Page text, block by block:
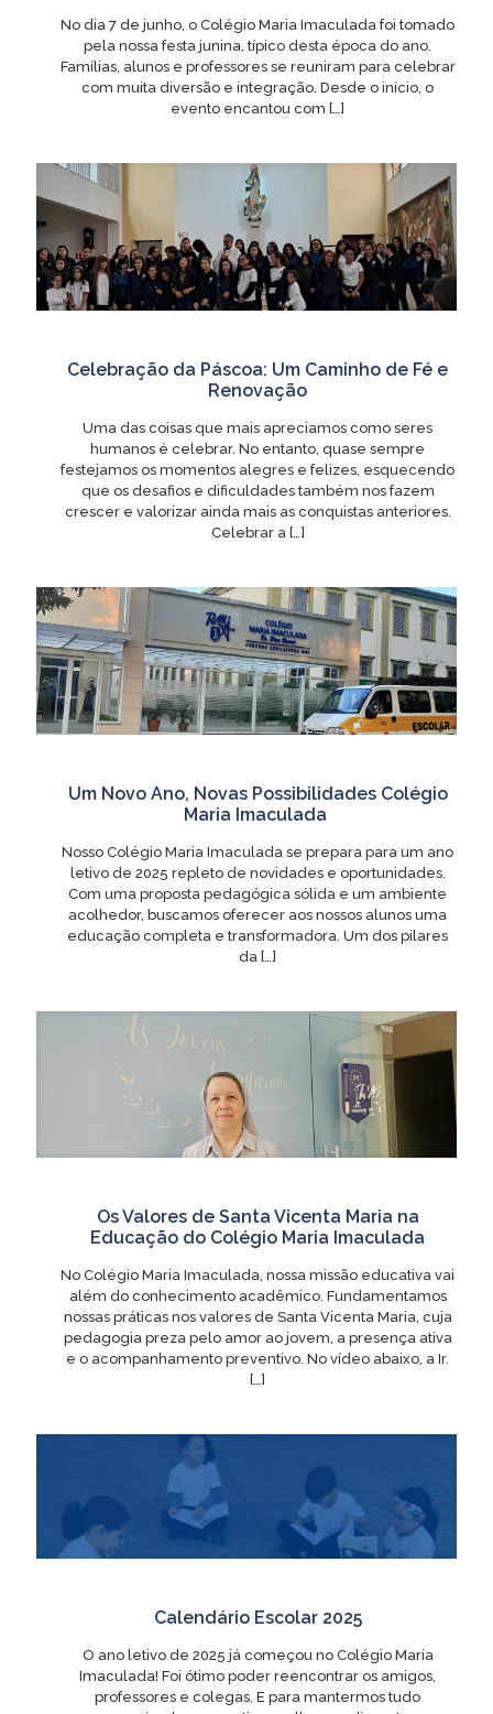
No dia 7 de junho, o Colégio Maria Imaculada foi tomado
pela nossa festa junina, típico desta época do ano.
Famílias, alunos e professores se reuniram para celebrar
com muita diversão e integração. Desde o início, o
evento encantou com […]
Celebração da Páscoa: Um Caminho de Fé e
Renovação
Uma das coisas que mais apreciamos como seres
humanos é celebrar. No entanto, quase sempre
festejamos os momentos alegres e felizes, esquecendo
que os desafios e dificuldades também nos fazem
crescer e valorizar ainda mais as conquistas anteriores.
Celebrar a […]
Um Novo Ano, Novas Possibilidades Colégio
Maria Imaculada
Nosso Colégio Maria Imaculada se prepara para um ano
letivo de 2025 repleto de novidades e oportunidades.
Com uma proposta pedagógica sólida e um ambiente
acolhedor, buscamos oferecer aos nossos alunos uma
educação completa e transformadora. Um dos pilares
da […]
Os Valores de Santa Vicenta Maria na
Educação do Colégio Maria Imaculada
No Colégio Maria Imaculada, nossa missão educativa vai
além do conhecimento acadêmico. Fundamentamos
nossas práticas nos valores de Santa Vicenta Maria, cuja
pedagogia preza pelo amor ao jovem, a presença ativa
e o acompanhamento preventivo. No vídeo abaixo, a Ir.
[…]
Calendário Escolar 2025
O ano letivo de 2025 já começou no Colégio Maria
Imaculada! Foi ótimo poder reencontrar os amigos,
professores e colegas. E para mantermos tudo